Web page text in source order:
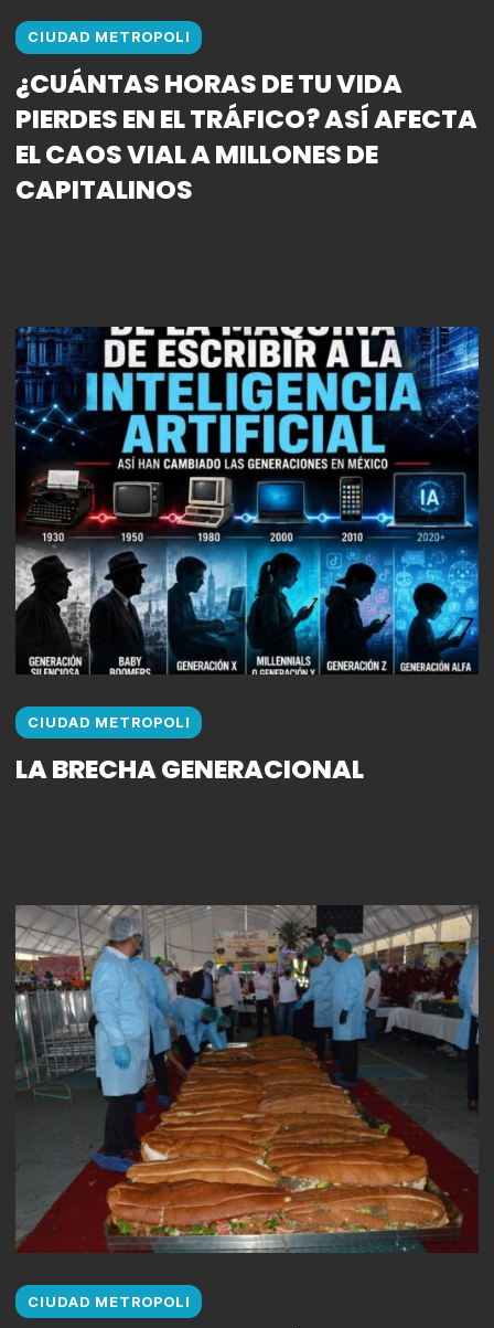
CIUDAD METROPOLI
¿CUÁNTAS HORAS DE TU VIDA
PIERDES EN EL TRÁFICO? ASÍ AFECTA
EL CAOS VIAL A MILLONES DE
CAPITALINOS
CIUDAD METROPOLI
LA BRECHA GENERACIONAL
CIUDAD METROPOLI